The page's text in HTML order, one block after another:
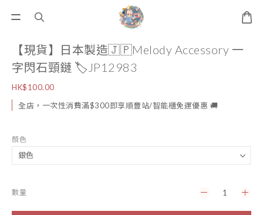
【現貨】日本製造🇯🇵Melody Accessory 一
字閃石頸鏈 🏷️JP12983
HK$100.00
全店，一次性消費滿$300即享順豐站/智能櫃免運優惠 🚚
顏色
數量